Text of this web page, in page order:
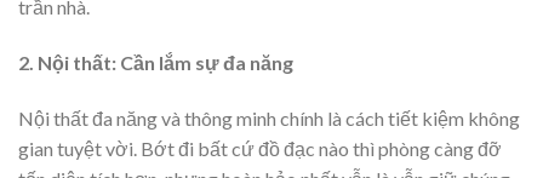
trần nhà.
2. Nội thất: Cần lắm sự đa năng
Nội thất đa năng và thông minh chính là cách tiết kiệm không
gian tuyệt vời. Bớt đi bất cứ đồ đạc nào thì phòng càng đỡ